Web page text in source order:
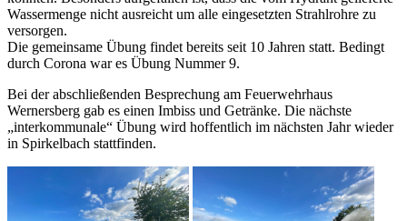
Wassermenge nicht ausreicht um alle eingesetzten Strahlrohre zu
versorgen.
Die gemeinsame Übung findet bereits seit 10 Jahren statt. Bedingt
durch Corona war es Übung Nummer 9.
Bei der abschließenden Besprechung am Feuerwehrhaus
Wernersberg gab es einen Imbiss und Getränke. Die nächste
„interkommunale“ Übung wird hoffentlich im nächsten Jahr wieder
in Spirkelbach stattfinden.